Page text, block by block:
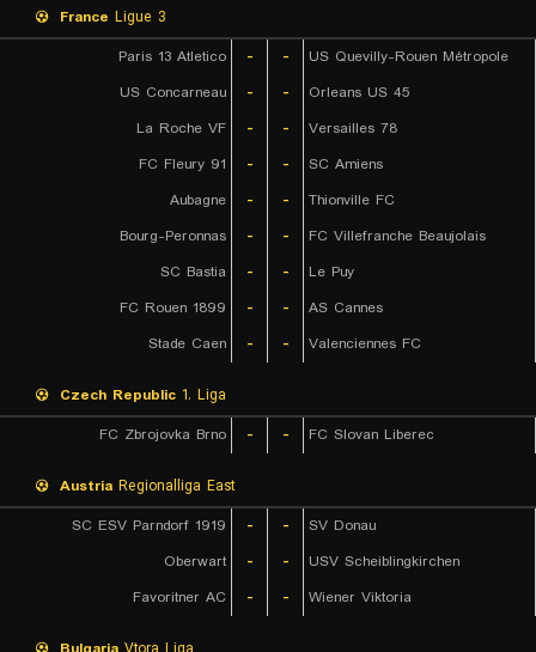
France Ligue 3
Paris 13 Atletico
- -
US Quevilly-Rouen Métropole
US Concarneau
- -
Orleans US 45
La Roche VF
- -
Versailles 78
FC Fleury 91
- -
SC Amiens
Aubagne
- -
Thionville FC
Bourg-Peronnas
- -
FC Villefranche Beaujolais
SC Bastia
- -
Le Puy
FC Rouen 1899
- -
AS Cannes
Stade Caen
- - Valenciennes FC
Czech Republic 1. Liga
FC Zbrojovka Brno
- - FC Slovan Liberec
Austria Regionalliga East
SC ESV Parndorf 1919
- -
SV Donau
Oberwart
- -
USV Scheiblingkirchen
Favoritner AC
- - Wiener Viktoria